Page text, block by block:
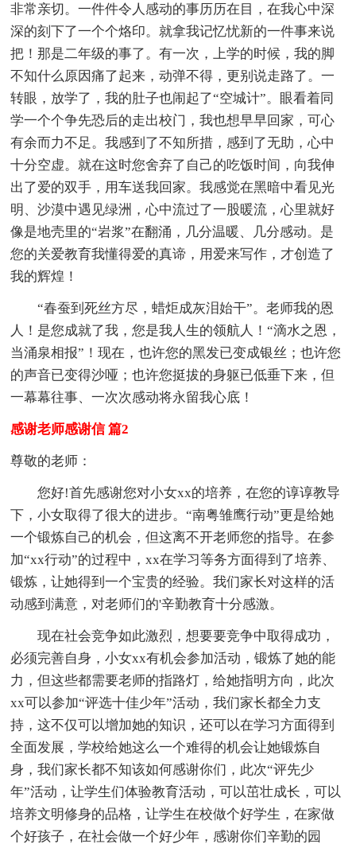
非常亲切。一件件令人感动的事历历在目，在我心中深
深的刻下了一个个烙印。就拿我记忆忧新的一件事来说
把！那是二年级的事了。有一次，上学的时候，我的脚
不知什么原因痛了起来，动弹不得，更别说走路了。一
转眼，放学了，我的肚子也闹起了“空城计”。眼看着同
学一个个争先恐后的走出校门，我也想早早回家，可心
有余而力不足。我感到了不知所措，感到了无助，心中
十分空虚。就在这时您舍弃了自己的吃饭时间，向我伸
出了爱的双手，用车送我回家。我感觉在黑暗中看见光
明、沙漠中遇见绿洲，心中流过了一股暖流，心里就好
像是地壳里的“岩浆”在翻涌，几分温暖、几分感动。是
您的关爱教育我懂得爱的真谛，用爱来写作，才创造了
我的辉煌！
“春蚕到死丝方尽，蜡炬成灰泪始干”。老师我的恩
人！是您成就了我，您是我人生的领航人！“滴水之恩，
当涌泉相报”！现在，也许您的黑发已变成银丝；也许您
的声音已变得沙哑；也许您挺拔的身躯已低垂下来，但
一幕幕往事、一次次感动将永留我心底！
感谢老师感谢信 篇2
尊敬的老师：
您好!首先感谢您对小女xx的培养，在您的谆谆教导
下，小女取得了很大的进步。“南粤雏鹰行动”更是给她
一个锻炼自己的机会，但这离不开老师您的指导。在参
加“xx行动”的过程中，xx在学习等务方面得到了培养、
锻炼，让她得到一个宝贵的经验。我们家长对这样的活
动感到满意，对老师们的'辛勤教育十分感激。
现在社会竞争如此激烈，想要要竞争中取得成功，
必须完善自身，小女xx有机会参加活动，锻炼了她的能
力，但这些都需要老师的指路灯，给她指明方向，此次
xx可以参加“评选十佳少年”活动，我们家长都全力支
持，这不仅可以增加她的知识，还可以在学习方面得到
全面发展，学校给她这么一个难得的机会让她锻炼自
身，我们家长都不知该如何感谢你们，此次“评先少
年”活动，让学生们体验教育活动，可以茁壮成长，可以
培养文明修身的品格，让学生在校做个好学生，在家做
个好孩子，在社会做一个好少年，感谢你们辛勤的园